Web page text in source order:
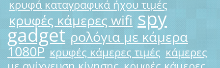
κρυφά καταγραφικά ήχου τιμές
κρυφές κάμερες wifi spy
gadget ρολόγια με κάμερα
1080P κρυφές κάμερες τιμές κάμερες